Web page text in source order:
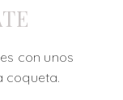
con unos
coqueta.